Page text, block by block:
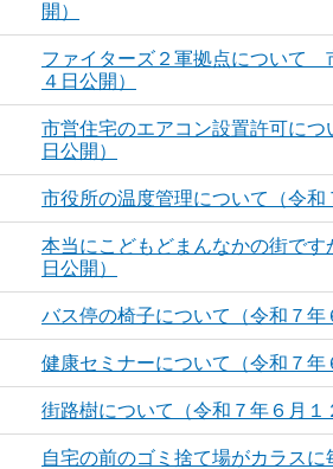
開）
ファイターズ２軍拠点について
４日公開）
市営住宅のエアコン設置許可につ
日公開）
市役所の温度管理について（令和
本当にこどもどまんなかの街です
日公開）
バス停の椅子について（令和７年
健康セミナーについて（令和７年
街路樹について（令和７年６月１
自宅の前のゴミ捨て場がカラス